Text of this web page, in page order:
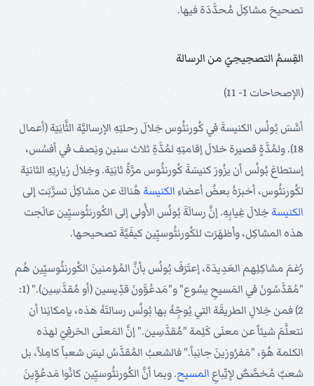
تصحيحَ مشاكِلَ مُحدَّدَة فيها.
القِسمُ التصحِيحِيّ من الرسالة
(الإصحاحات 1- 11)
أسَّسَ بُولُس الكنيسةَ في كُورنثُوس خِلالَ رحلتِهِ الإرساليَّة الثَّانِيَة (أعمال
18). ولمُدَّةٍ قصيرة خلالَ إقامتِهِ لمُدَّةِ ثلاث سنين ونِصف في أفسُس،
إستطاعَ بُولُس أن يزُورَ كنيسَةَ كُورنثُوس مرَّةً ثانِيَة. وخِلالَ زيارتِهِ الثانيَة
لكُورنثُوس، أخبرَهُ بعضُ أعضاءِ الكنيسة هُناكَ عن مشاكِلَ تسرَّبَت إلى
الكنيسةخِلالَ غِيابِهِ. إنَّ رسالَةَ بُولُس الأُولى إلى الكُورنثُوسيِّين عالَجت
هذه المشاكِل، وأظهَرَت للكُورنثُوسيِّين كيفَيَّةَ تصحيحها.
رُغمَ مشاكِلِهم العَدِيدَة، إعتَرَفَ بُولُس بأنَّ المُؤمنينَ الكُورنثُوسيِّين هُم
"مُقدَّسُونَ في المَسيحِ يسُوع" و"مَدعُوَّونَ قدِّيسين (أو مُقدَّسِين)." (1:
2) فمن خِلالِ الطريقَة التي يُوجِّهُ بها بُولُس رسالتَهُ هذه، بإمكانِنا أن
نتعلَّمَ شيئاً عن معنَى كَلِمة "مُقدَّسِين." إنَّ المَعنَى الحَرفِيّ لهذه
الكلمة هُوَ، "مَفرُوزينَ جانِباً." فالشعبُ المُقدَّسُ ليسَ شعباً كامِلاً، بل
شعبٌ مُخصَّصٌ لإتِّباعِ المسيح. وبما أنَّ الكُورنثُوسيِّين كانُوا مَدعُوِّينَ